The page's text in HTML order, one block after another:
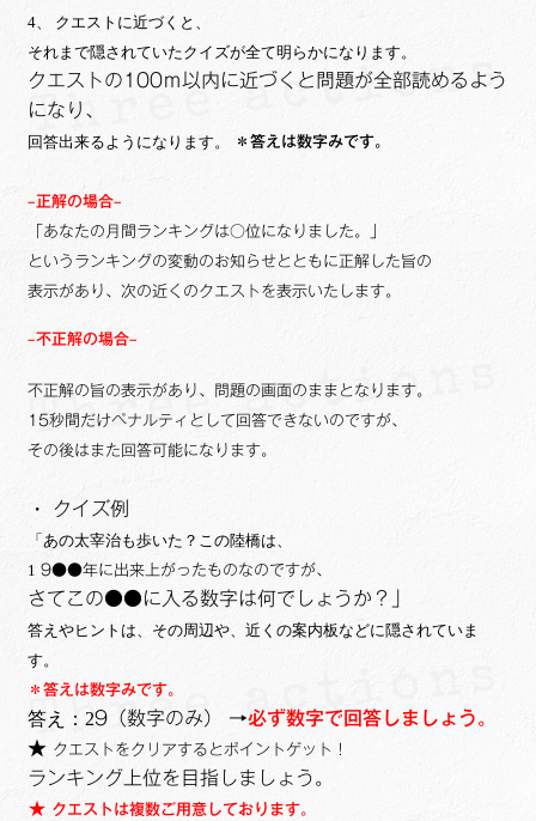
4、
クエストに近づくと、
それまで隠されていたクイズが全て明らかになります。
クエストの100ｍ以内に近づくと問題が全部読めるよう
になり、
回答出来るようになります。 ＊答えは数字みです。
–正解の場合–
「あなたの月間ランキングは○位になりました。」
というランキングの変動のお知らせとともに正解した旨の
表示があり、次の近くのクエストを表示いたします。
–不正解の場合–
不正解の旨の表示があり、問題の画面のままとなります。
15秒間だけペナルティとして回答できないのですが、
その後はまた回答可能になります。
・ クイズ例
「あの太宰治も歩いた？この陸橋は、
1 9●●年に出来上がったものなのですが、
さてこの●●に入る数字は何でしょうか？」
答えやヒントは、その周辺や、近くの案内板などに隠されていま
す。
＊答えは数字みです。
答え：29（数字のみ） →必ず数字で回答しましょう。
★ クエストをクリアするとポイントゲット！
ランキング上位を目指しましょう。
★ クエストは複数ご用意しております。